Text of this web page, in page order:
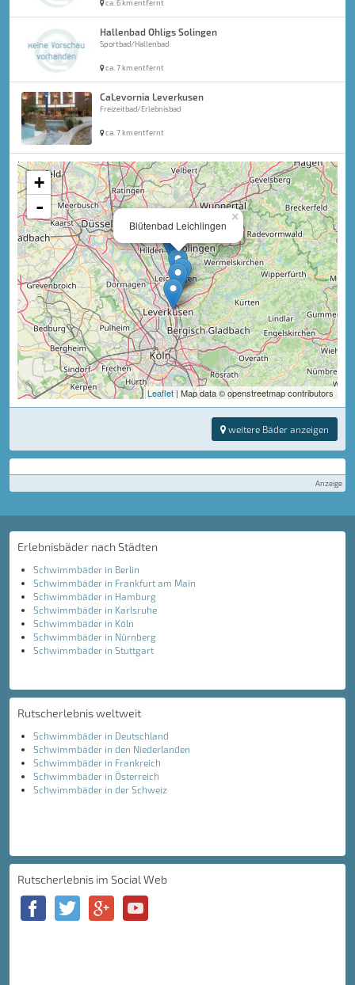
ca. 6 km entfernt
Hallenbad Ohligs Solingen
Sportbad/Hallenbad
ca. 7 km entfernt
CaLevornia Leverkusen
Freizeitbad/Erlebnisbad
ca. 7 km entfernt
×
Blütenbad Leichlingen
+
-
Leaflet | Map data © openstreetmap contributors
weitere Bäder anzeigen
Anzeige
Erlebnisbäder nach Städten
Schwimmbäder in Berlin
Schwimmbäder in Frankfurt am Main
Schwimmbäder in Hamburg
Schwimmbäder in Karlsruhe
Schwimmbäder in Köln
Schwimmbäder in Nürnberg
Schwimmbäder in Stuttgart
Rutscherlebnis weltweit
Schwimmbäder in Deutschland
Schwimmbäder in den Niederlanden
Schwimmbäder in Frankreich
Schwimmbäder in Österreich
Schwimmbäder in der Schweiz
Rutscherlebnis im Social Web